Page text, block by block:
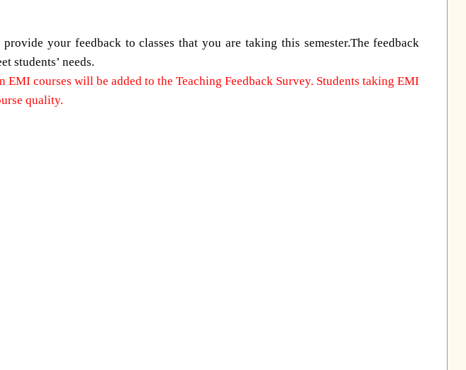
provide your feedback to classes that you are taking this semester.The feedback
students’ needs.
courses will be added to the Teaching Feedback Survey. Students taking EMI
quality.